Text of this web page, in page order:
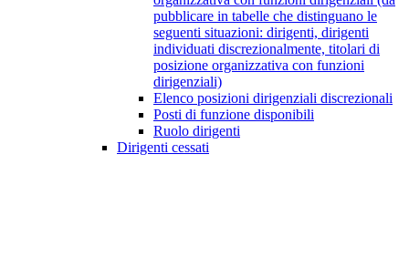
pubblicare in tabelle che distinguano le
seguenti situazioni: dirigenti, dirigenti
individuati discrezionalmente, titolari di
posizione organizzativa con funzioni
dirigenziali)
Elenco posizioni dirigenziali discrezionali
Posti di funzione disponibili
Ruolo dirigenti
Dirigenti cessati